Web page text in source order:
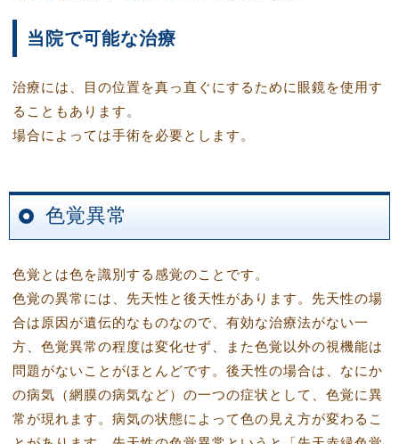
当院で可能な治療
治療には、目の位置を真っ直ぐにするために眼鏡を使用す
ることもあります。
場合によっては手術を必要とします。
色覚異常
色覚とは色を識別する感覚のことです。
色覚の異常には、先天性と後天性があります。先天性の場
合は原因が遺伝的なものなので、有効な治療法がない一
方、色覚異常の程度は変化せず、また色覚以外の視機能は
問題がないことがほとんどです。後天性の場合は、なにか
の病気（網膜の病気など）の一つの症状として、色覚に異
常が現れます。病気の状態によって色の見え方が変わるこ